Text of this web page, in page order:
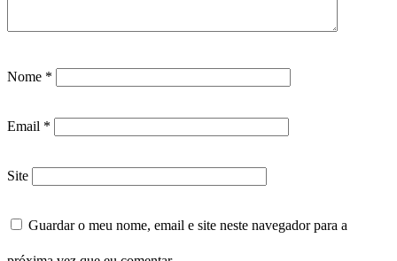
Nome *
Email *
Site
Guardar o meu nome, email e site neste navegador para a